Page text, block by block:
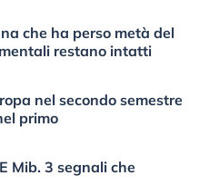
che ha perso metà del
restano intatti
nel secondo semestre
primo
Mib. 3 segnali che